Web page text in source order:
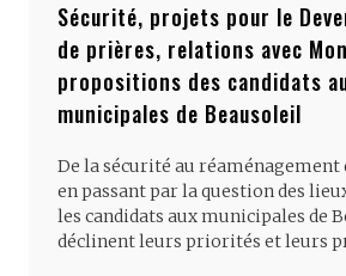
Sécurité, projets pour le
de prières, relations avec
propositions des candidats
municipales de Beausoleil
De la sécurité au réaménagement
en passant par la question des
les candidats aux municipales de
déclinent leurs priorités et leurs